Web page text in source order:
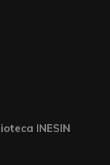
INESIN